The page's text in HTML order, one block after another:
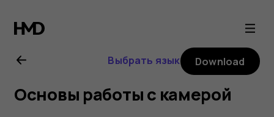
Nokia
6
user
Выбрать язык Download
Основы работы с камерой